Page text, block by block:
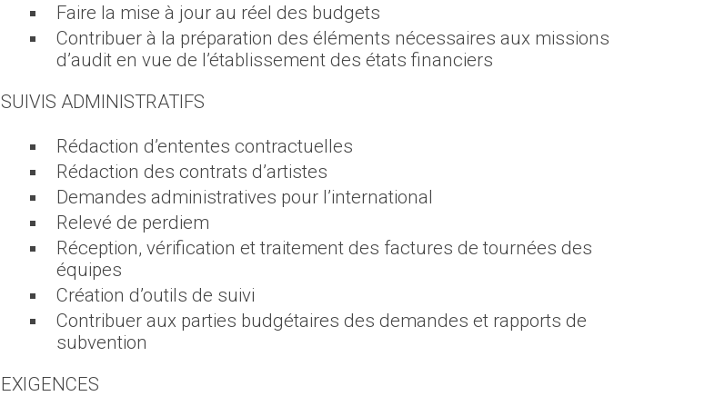
Faire la mise à jour au réel des budgets
Contribuer à la préparation des éléments nécessaires aux missions
d’audit en vue de l’établissement des états financiers
SUIVIS ADMINISTRATIFS
Rédaction d’ententes contractuelles
Rédaction des contrats d’artistes
Demandes administratives pour l’international
Relevé de perdiem
Réception, vérification et traitement des factures de tournées des
équipes
Création d’outils de suivi
Contribuer aux parties budgétaires des demandes et rapports de
subvention
EXIGENCES